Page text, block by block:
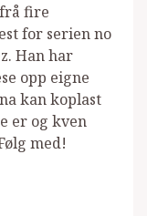
fire
for serien no
Han har
opp eigne
kan koplast
er og kven
med!